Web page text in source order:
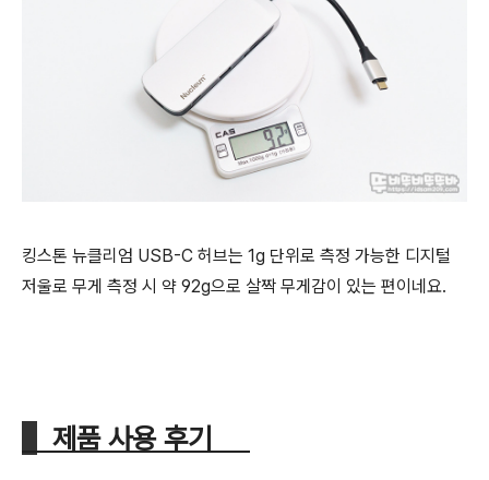
킹스톤 뉴클리엄 USB-C 허브는 1g 단위로 측정 가능한 디지털
저울로 무게 측정 시 약 92g으로 살짝 무게감이 있는 편이네요.
제품 사용 후기